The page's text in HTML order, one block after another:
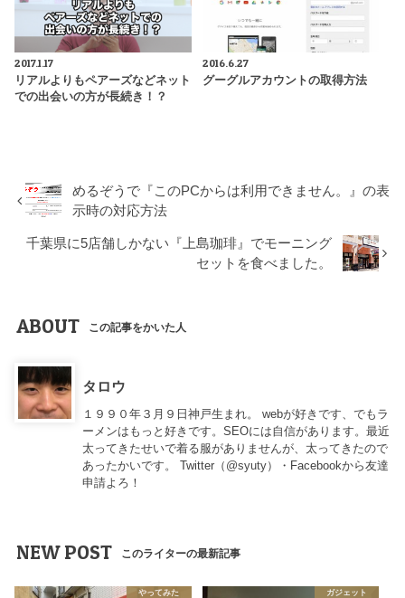
2017.1.17
リアルよりもペアーズなどネット
での出会いの方が長続き！？
2016.6.27
グーグルアカウントの取得方法
めるぞうで『このPCからは利用できません。』の表
示時の対応方法
千葉県に5店舗しかない『上島珈琲』でモーニング
セットを食べました。
ABOUT この記事をかいた人
タロウ
１９９０年３月９日神戸生まれ。 webが好きです、でもラ
ーメンはもっと好きです。SEOには自信があります。最近
太ってきたせいで着る服がありませんが、太ってきたので
あったかいです。 Twitter（ @syuty）・Facebookから友達
申請よろ！
NEW POST このライターの最新記事
やってみた ガジェット